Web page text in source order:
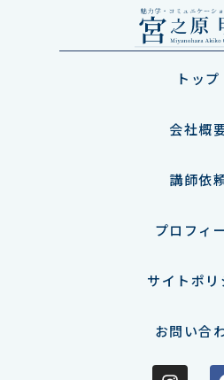
トップ
会社概
講師依
プロフィ
サイトポリ
お問い合